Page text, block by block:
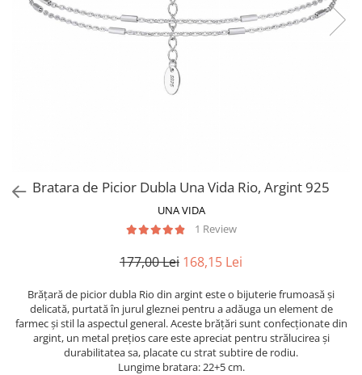
Bratara de Picior Dubla Una Vida Rio, Argint 925
UNA VIDA
1 Review
177,00 Lei 168,15 Lei
Brățară de picior dubla Rio din argint este o bijuterie frumoasă și
delicată, purtată în jurul gleznei pentru a adăuga un element de
farmec și stil la aspectul general. Aceste brățări sunt confecționate din
argint, un metal prețios care este apreciat pentru strălucirea și
durabilitatea sa, placate cu strat subtire de rodiu.
Lungime bratara: 22+5 cm.